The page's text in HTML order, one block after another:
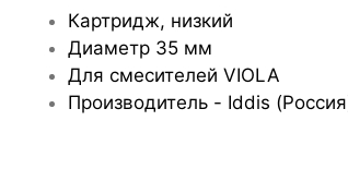
Картридж, низкий
Диаметр 35 мм
Для смесителей VIOLA
Производитель - Iddis